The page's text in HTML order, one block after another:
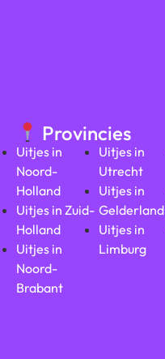
Provincies
Uitjes in
Noord-
Holland
Uitjes in Zuid-
Holland
Uitjes in
Noord-
Brabant
Uitjes in
Utrecht
Uitjes in
Gelderland
Uitjes in
Limburg